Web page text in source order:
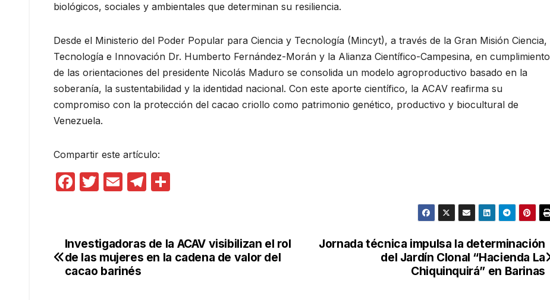
biológicos, sociales y ambientales que determinan su resiliencia.
Desde el Ministerio del Poder Popular para Ciencia y Tecnología (Mincyt), a través de la Gran Misión Ciencia,
Tecnología e Innovación Dr. Humberto Fernández-Morán y la Alianza Científico-Campesina, en cumplimiento
de las orientaciones del presidente Nicolás Maduro se consolida un modelo agroproductivo basado en la
soberanía, la sustentabilidad y la identidad nacional. Con este aporte científico, la ACAV reafirma su
compromiso con la protección del cacao criollo como patrimonio genético, productivo y biocultural de
Venezuela.
Compartir este artículo:
F
e
b
o
T
er
E
T
gr
a
p
ar
Navegación
de
Jornada técnica impulsa la determinación
del Jardín Clonal “Hacienda La
Chiquinquirá” en Barinas
Investigadoras de la ACAV visibilizan el rol
de las mujeres en la cadena de valor del
cacao barinés